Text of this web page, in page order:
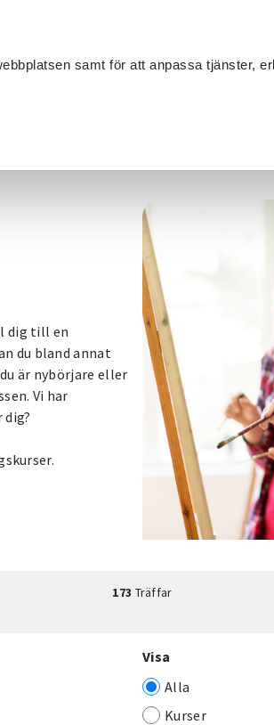
samt för att anpassa tjänster,
dig till en
du bland annat
är nybörjare eller
Vi har
173 Träffar
Visa
Alla
Kurser